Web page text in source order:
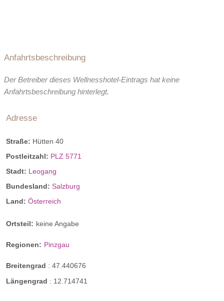
Anfahrtsbeschreibung
Der Betreiber dieses Wellnesshotel-Eintrags hat keine
Anfahrtsbeschreibung hinterlegt.
Adresse
Straße: Hütten 40
Postleitzahl: PLZ 5771
Stadt: Leogang
Bundesland: Salzburg
Land: Österreich
Ortsteil: keine Angabe
Regionen: Pinzgau
Breitengrad : 47.440676
Längengrad : 12.714741